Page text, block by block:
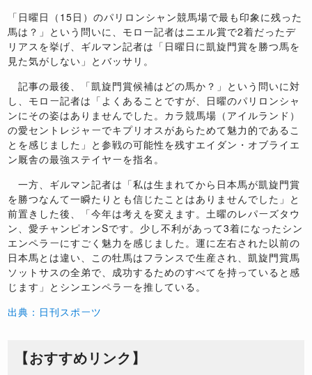
「日曜日（15日）のパリロンシャン競馬場で最も印象に残った
馬は？」という問いに、モロー記者はニエル賞で2着だったデ
リアスを挙げ、ギルマン記者は「日曜日に凱旋門賞を勝つ馬を
見た気がしない」とバッサリ。
記事の最後、「凱旋門賞候補はどの馬か？」という問いに対
し、モロー記者は「よくあることですが、日曜のパリロンシャ
ンにその姿はありませんでした。カラ競馬場（アイルランド）
の愛セントレジャーでキプリオスがあらためて魅力的であるこ
とを感じました」と参戦の可能性を残すエイダン・オブライエ
ン厩舎の最強ステイヤーを指名。
一方、ギルマン記者は「私は生まれてから日本馬が凱旋門賞
を勝つなんて一瞬たりとも信じたことはありませんでした」と
前置きした後、「今年は考えを変えます。土曜のレパーズタウ
ン、愛チャンピオンSです。少し不利があって3着になったシン
エンペラーにすごく魅力を感じました。運に左右された以前の
日本馬とは違い、この牡馬はフランスで生産され、凱旋門賞馬
ソットサスの全弟で、成功するためのすべてを持っていると感
じます」とシンエンペラーを推している。
出典：日刊スポーツ
【おすすめリンク】